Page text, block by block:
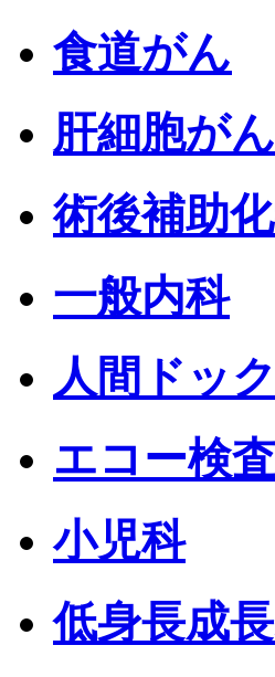
食道がん
肝細胞がん
術後補助
一般内科
人間ドッ
エコー検査
小児科
低身長成